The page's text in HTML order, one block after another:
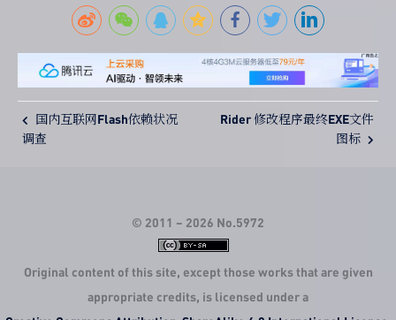
国内互联网Flash依赖状况
调查
Rider 修改程序最终EXE文件
图标
© 2011 – 2026 No.5972
Original content of this site, except those works that are given
appropriate credits, is licensed under a